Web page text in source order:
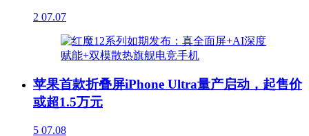
2 07.07
苹果首款折叠屏iPhone Ultra量产启动，起售价
或超1.5万元
5 07.08